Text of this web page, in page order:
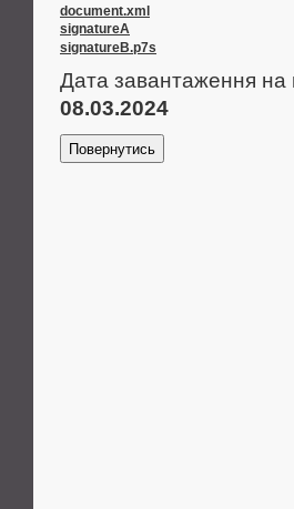
document.xml
signatureA
signatureB.p7s
Дата завантаження на
08.03.2024
Повернутись